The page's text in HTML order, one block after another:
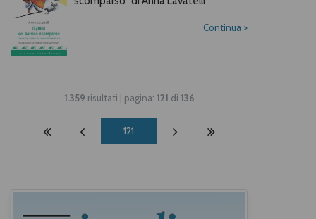
Continua >
1.359 risultati | pagina: 121 di 136
121